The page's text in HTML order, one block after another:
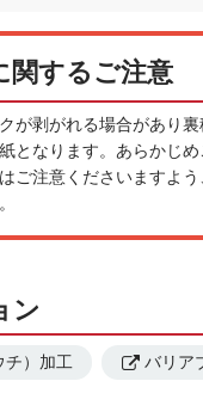
関するご注意
が剥がれる場合があり裏
となります。あらかじめ
ご注意くださいますよう
ン
チ）加工 バリア